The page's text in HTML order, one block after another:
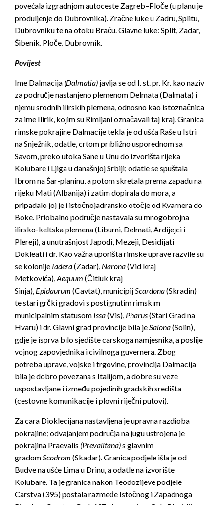
povećala izgradnjom autoceste Zagreb–Ploče (u planu je
produljenje do Dubrovnika). Zračne luke u Zadru, Splitu,
Dubrovniku te na otoku Braču. Glavne luke: Split, Zadar,
Šibenik, Ploče, Dubrovnik.
Povijest
Ime Dalmacija (Dalmatia) javlja se od I. st. pr. Kr. kao naziv
za područje nastanjeno plemenom Delmata (Dalmata) i
njemu srodnih ilirskih plemena, odnosno kao istoznačnica
za ime Ilirik, kojim su Rimljani označavali taj kraj. Granica
rimske pokrajine Dalmacije tekla je od ušća Raše u Istri
na Snježnik, odatle, crtom približno usporednom sa
Savom, preko utoka Sane u Unu do izvorišta rijeka
Kolubare i Ljiga u današnjoj Srbiji; odatle se spuštala
Ibrom na Šar-planinu, a potom skretala prema zapadu na
rijeku Mati (Albanija) i zatim dopirala do mora, a
pripadalo joj je i istočnojadransko otočje od Kvarnera do
Boke. Priobalno područje nastavala su mnogobrojna
ilirsko-keltska plemena (Liburni, Delmati, Ardijejci i
Plereji), a unutrašnjost Japodi, Mezeji, Desidijati,
Dokleati i dr. Kao važna uporišta rimske uprave razvile su
se kolonije Iadera(Zadar), Narona(Vid kraj
Metkovića), Aequum (Čitluk kraj
Sinja), Epidaurum (Cavtat), municipij Scardona(Skradin)
te stari grčki gradovi s postignutim rimskim
municipalnim statusom Issa(Vis), Pharus(Stari Grad na
Hvaru) i dr. Glavni grad provincije bila je Salona(Solin),
gdje je isprva bilo sjedište carskoga namjesnika, a poslije
vojnog zapovjednika i civilnoga guvernera. Zbog
potreba uprave, vojske i trgovine, provincija Dalmacija
bila je dobro povezana s Italijom, a dobre su veze
uspostavljane i između pojedinih gradskih središta
(cestovne komunikacije i plovni riječni putovi).
Za cara Dioklecijana nastavljena je upravna razdioba
pokrajine; odvajanjem područja na jugu ustrojena je
pokrajina Praevalis (Prevalitana)s glavnim
gradom Scodrom (Skadar). Granica podjele išla je od
Budve na ušće Lima u Drinu, a odatle na izvorište
Kolubare. Ta je granica nakon Teodozijeve podjele
Carstva (395) postala razmeđe Istočnog i Zapadnoga